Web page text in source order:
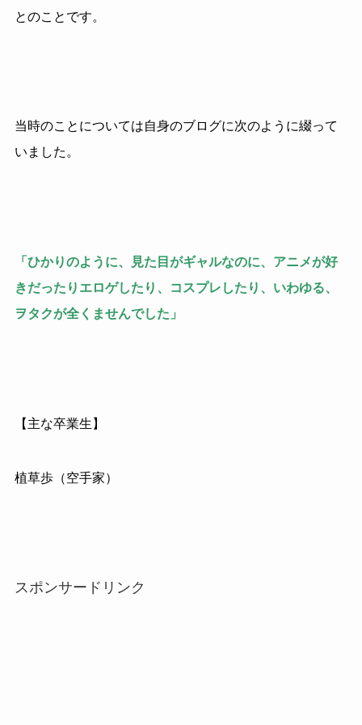
とのことです。
当時のことについては自身のブログに次のように綴って
いました。
「ひかりのように、見た目がギャルなのに、アニメが好
きだったりエロゲしたり、コスプレしたり、いわゆる、
ヲタクが全くませんでした」
【主な卒業生】
植草歩（空手家）
スポンサードリンク